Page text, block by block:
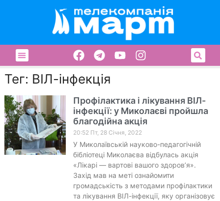
Тег: ВІЛ-інфекція
Профілактика і лікування ВІЛ-
інфекції: у Миколаєві пройшла
благодійна акція
20:52 Пт, 28 Січня, 2022
У Миколаївській науково-педагогічній
бібліотеці Миколаєва відбулась акція
«Лікарі — вартові вашого здоров’я».
Захід мав на меті ознайомити
громадськість з методами профілактики
та лікування ВІЛ-інфекції, яку організовує